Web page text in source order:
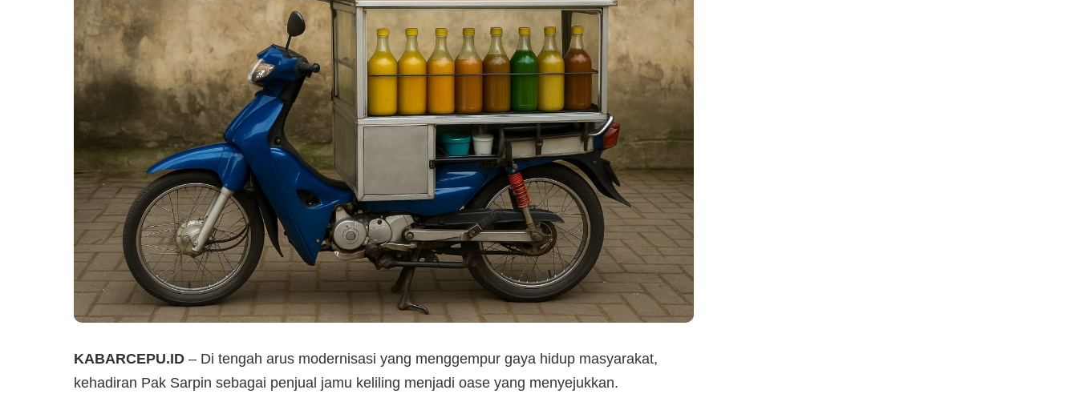
KABARCEPU.ID – Di tengah arus modernisasi yang menggempur gaya hidup masyarakat,
kehadiran Pak Sarpin sebagai penjual jamu keliling menjadi oase yang menyejukkan.